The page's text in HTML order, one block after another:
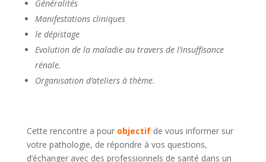
Généralités
Manifestations cliniques
le dépistage
Evolution de la maladie au travers de l’insuffisance
rénale.
Organisation d’ateliers à thème.
Cette rencontre a pour objectifde vous informer sur
votre pathologie, de répondre à vos questions,
d’échanger avec des professionnels de santé dans un